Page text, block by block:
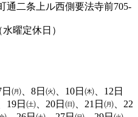
上ル西側要法寺前705-
曜定休日）
㈪、8日㈫、10日㈭、12日
19日㈯、20日㈰、21日㈪、22